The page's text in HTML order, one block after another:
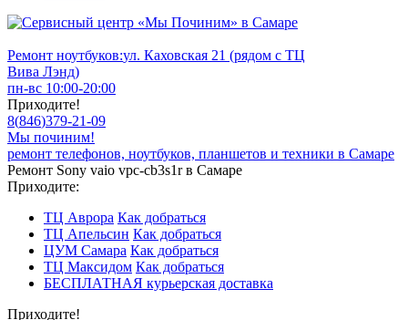
Ремонт ноутбуков:ул. Каховская 21 (рядом с ТЦ
Вива Лэнд)
пн-вс 10:00-20:00
Приходите!
8(846)379-21-09
Мы починим!
ремонт телефонов, ноутбуков, планшетов и техники в Самаре
Ремонт Sony vaio vpc-cb3s1r в Самаре
Приходите:
ТЦ Аврора Как добраться
ТЦ Апельсин Как добраться
ЦУМ Самара Как добраться
ТЦ Максидом Как добраться
БЕСПЛАТНАЯ курьерская доставка
Приходите!